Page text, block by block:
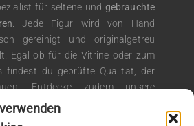
für seltene und gebrauchte
. Jede Figur wird von Hand
gereinigt und originalgetreu
Egal ob für die Vitrine oder zum
findest du geprüfte Qualität, der
Entdecke zudem unsere
Kiloware für kreative